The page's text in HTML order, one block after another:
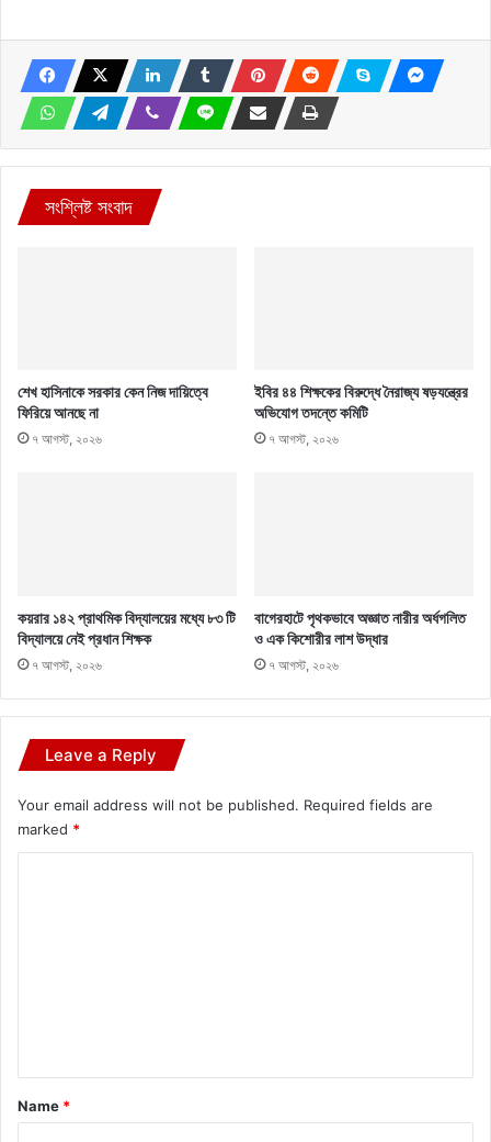
সংশ্লিষ্ট সংবাদ
শেখ হাসিনাকে সরকার কেন নিজ দায়িত্বে
ফিরিয়ে আনছে না
৭ আগস্ট, ২০২৬
ইবির ৪৪ শিক্ষকের বিরুদ্ধে নৈরাজ্য ষড়যন্ত্রের
অভিযোগ তদন্তে কমিটি
৭ আগস্ট, ২০২৬
কয়রার ১৪২ প্রাথমিক বিদ্যালয়ের মধ্যে ৮৩ টি
বিদ্যালয়ে নেই প্রধান শিক্ষক
৭ আগস্ট, ২০২৬
বাগেরহাটে পৃথকভাবে অজ্ঞাত নারীর অর্ধগলিত
ও এক কিশোরীর লাশ উদ্ধার
৭ আগস্ট, ২০২৬
Leave a Reply
Your email address will not be published. Required fields are
marked *
*
Name *